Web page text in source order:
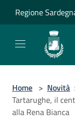
Regione
Home > Novità
Tartarughe, il
alla Rena Bianca